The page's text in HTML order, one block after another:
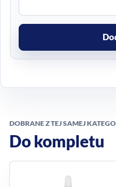
DOBRANE Z TEJ SAMEJ
Do kompletu